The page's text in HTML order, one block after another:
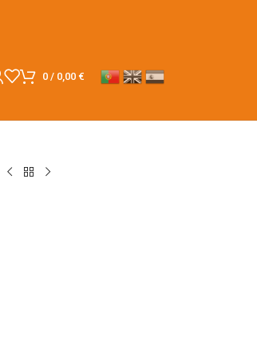
0 / 0,00 €